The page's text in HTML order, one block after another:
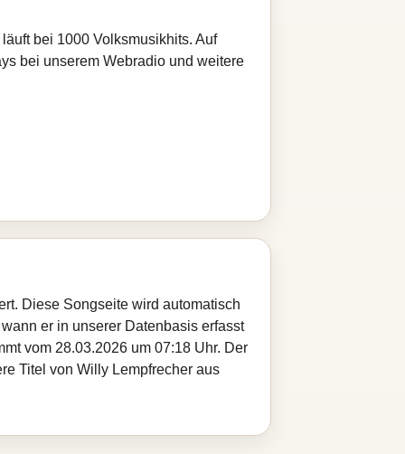
bei 1000 Volksmusikhits. Auf
bei unserem Webradio und weitere
Diese Songseite wird automatisch
er in unserer Datenbasis erfasst
vom 28.03.2026 um 07:18 Uhr. Der
Titel von Willy Lempfrecher aus